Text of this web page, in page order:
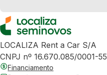
LOCALIZA Rent a Car S/A
CNPJ nº 16.670.085/0001-55
Financiamento